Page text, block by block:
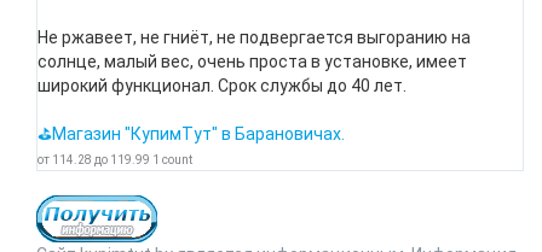
Не ржавеет, не гниёт, не подвергается выгоранию на
солнце, малый вес, очень проста в установке, имеет
широкий функционал. Срок службы до 40 лет.
⛳Магазин "КупимТут" в Барановичах.
от 114.28 до 119.99 1 count